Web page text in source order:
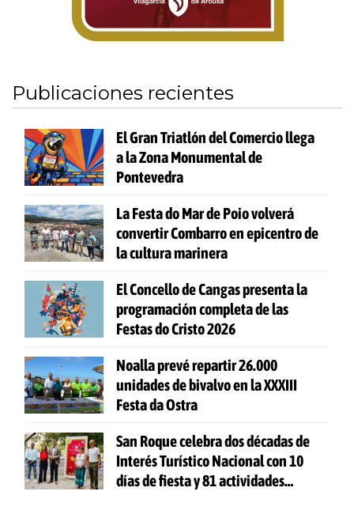
Publicaciones recientes
El Gran Triatlón del Comercio llega
a la Zona Monumental de
Pontevedra
La Festa do Mar de Poio volverá
convertir Combarro en epicentro de
la cultura marinera
El Concello de Cangas presenta la
programación completa de las
Festas do Cristo 2026
Noalla prevé repartir 26.000
unidades de bivalvo en la XXXIII
Festa da Ostra
San Roque celebra dos décadas de
Interés Turístico Nacional con 10
días de fiesta y 81 actividades